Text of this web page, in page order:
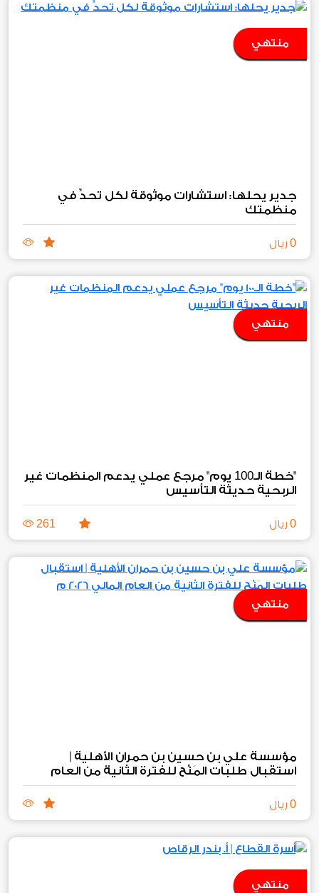
منتهي
جدير يحلها: استشارات موثوقة لكل تحدٍّ في
منظمتك
0 ريال
منتهي
"خطة الـ100
يوم" مرجع عملي يدعم المنظمات غير
الربحية حديثة التأسيس
0 ريال 261
منتهي
استقبال طلبات المَنْح للفترة الثانية من العام
المالي2026م
0 ريال
منتهي